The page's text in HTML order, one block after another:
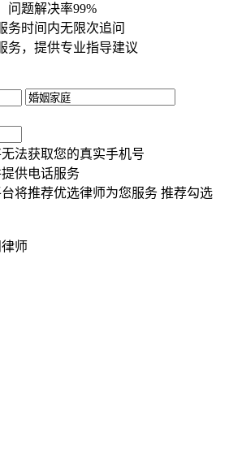
问题解决率99%
务时间内无限次追问
务，提供专业指导建议
法获取您的真实手机号
供电话服务
将推荐优选律师为您服务 推荐勾选
师